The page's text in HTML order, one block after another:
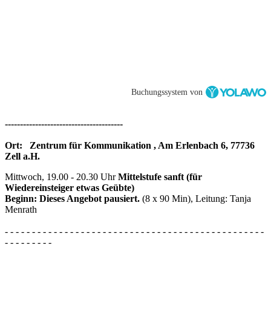
Buchungssystem von
---------------------------------------
Ort: Zentrum für Kommunikation , Am Erlenbach 6, 77736
Zell a.H.
Mittwoch, 19.00 - 20.30 UhrMittelstufe sanft (für
Wiedereinsteiger etwas Geübte)
Beginn: Dieses Angebot pausiert. (8 x 90 Min), Leitung: Tanja
Menrath
- - - - - - - - - - - - - - - - - - - - - - - - - - - - - - - - - - - - - - - - - - - - - - - -
- - - - - - - - -